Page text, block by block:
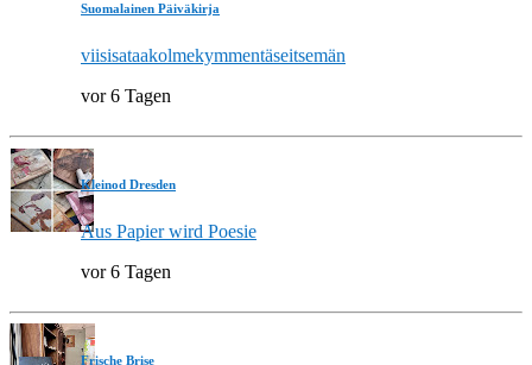
Suomalainen Päiväkirja
viisisataakolmekymmentäseitsemän
vor 6 Tagen
Kleinod Dresden
Aus Papier wird Poesie
vor 6 Tagen
Frische Brise